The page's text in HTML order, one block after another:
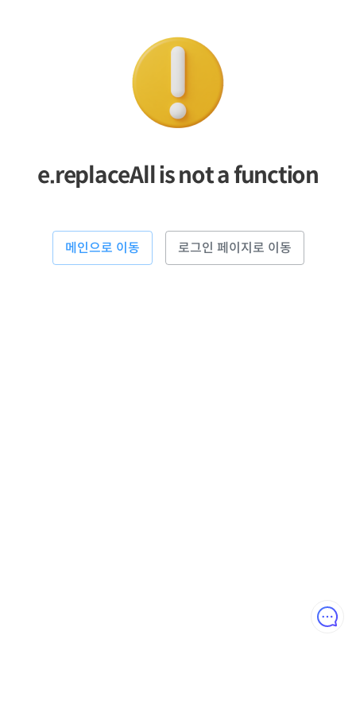
e.replaceAll is not a function
메인으로 이동 로그인 페이지로 이동